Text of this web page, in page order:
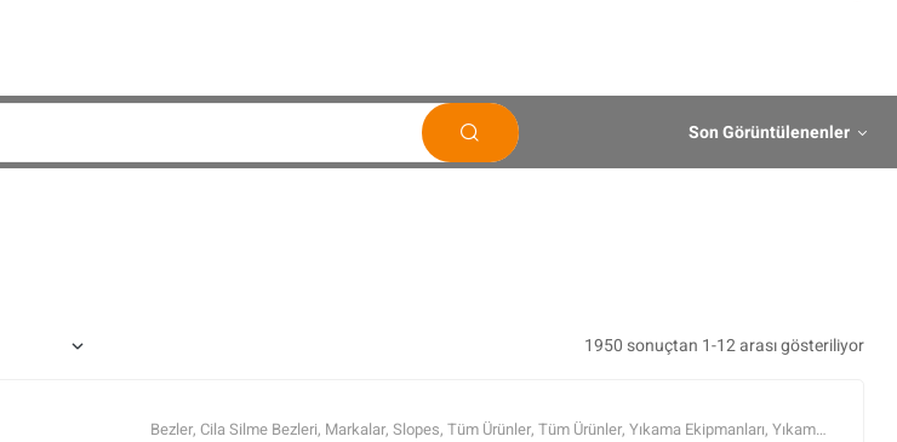
Son Görüntülenenler
1950 sonuçtan 1-12 arası gösteriliyor
Bezler, Cila Silme Bezleri, Markalar, Slopes, Tüm Ürünler, Tüm Ürünler, Yıkama Ekipmanları, Yıkama